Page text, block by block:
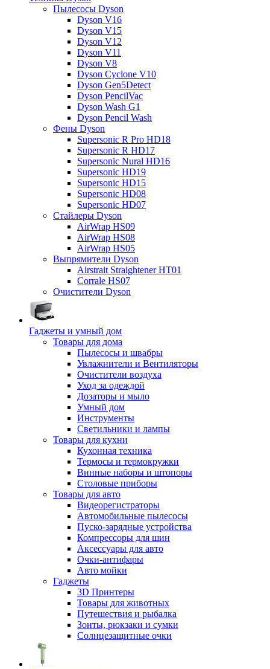
Пылесосы Dyson
Dyson V16
Dyson V15
Dyson V12
Dyson V11
Dyson V8
Dyson Cyclone V10
Dyson Gen5Detect
Dyson PencilVac
Dyson Wash G1
Dyson Pencil Wash
Фены Dyson
Supersonic R Pro HD18
Supersonic R HD17
Supersonic Nural HD16
Supersonic HD19
Supersonic HD15
Supersonic HD08
Supersonic HD07
Стайлеры Dyson
AirWrap HS09
AirWrap HS08
AirWrap HS05
Выпрямители Dyson
Airstrait Straightener HT01
Corrale HS07
Очистители Dyson
Гаджеты и умный дом
Товары для дома
Пылесосы и швабры
Увлажнители и Вентиляторы
Очистители воздуха
Уход за одеждой
Дозаторы и мыло
Умный дом
Инструменты
Светильники и лампы
Товары для кухни
Кухонная техника
Термосы и термокружки
Винные наборы и штопоры
Столовые приборы
Товары для авто
Видеорегистраторы
Автомобильные пылесосы
Пуско-зарядные устройства
Компрессоры для шин
Аксессуары для авто
Очки-антифары
Авто мойки
Гаджеты
3D Принтеры
Товары для животных
Путешествия и рыбалка
Зонты, рюкзаки и сумки
Солнцезащитные очки